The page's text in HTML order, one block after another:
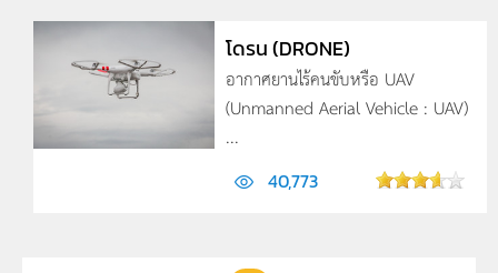
โดรน (DRONE)
อากาศยานไร้คนขับหรือ UAV
(Unmanned Aerial Vehicle : UAV)
...
40,773